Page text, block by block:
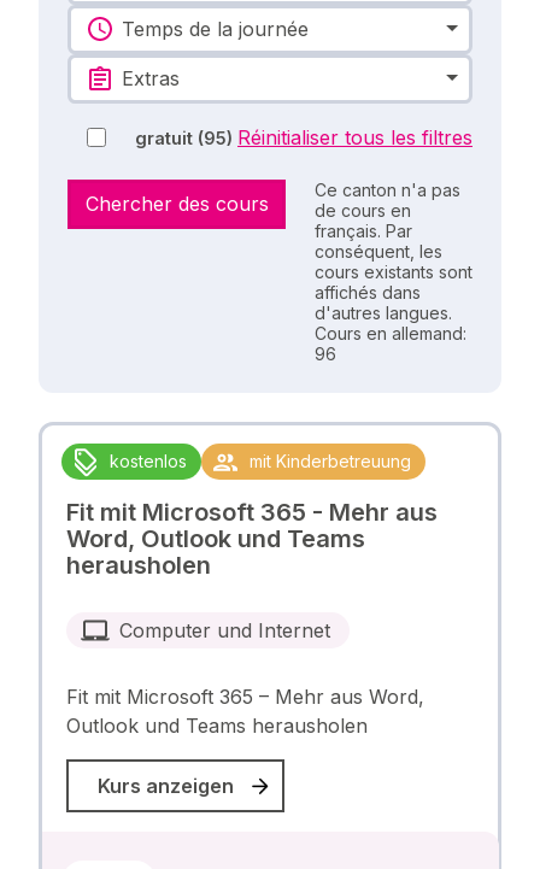
Temps de la journée
Extras
gratuit (95) Réinitialiser tous les filtres
Chercher des cours
Ce canton n'a pas
de cours en
français. Par
conséquent, les
cours existants sont
affichés dans
d'autres langues.
Cours en allemand:
96
kostenlos mit Kinderbetreuung
Fit mit Microsoft 365 - Mehr aus
Word, Outlook und Teams
herausholen
Computer und Internet
Fit mit Microsoft 365 – Mehr aus Word,
Outlook und Teams herausholen
Kurs anzeigen